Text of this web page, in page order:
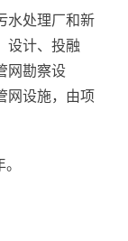
水处理厂和新
设计、投融
网勘察设
网设施，由项